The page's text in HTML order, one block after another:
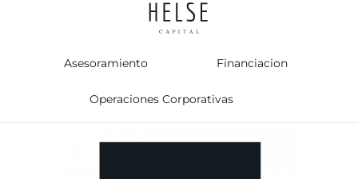
Asesoramiento Financiacion
Operaciones Corporativas